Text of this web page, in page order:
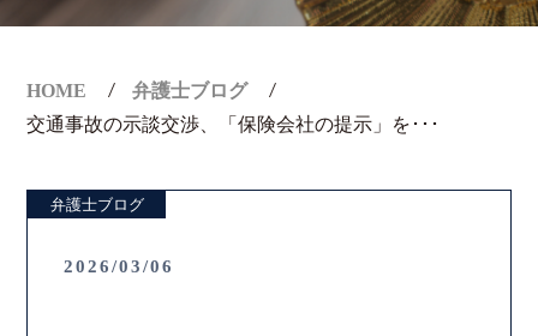
法人のお客様
弁護士紹介
HOME
弁護士ブログ
交通事故の示談交渉、「保険会社の提示」を･･･
弁護士ブログ
2026/03/06